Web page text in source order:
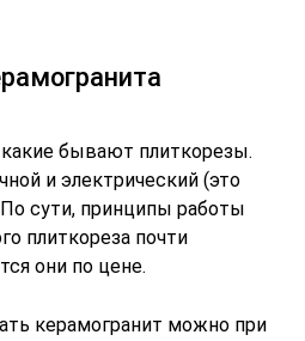
бывают плиткорезы.
и электрический (это
сути, принципы работы
плиткореза почти
они по цене.
керамогранит можно при